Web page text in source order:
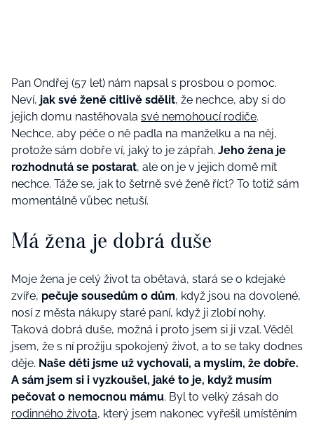
Pan Ondřej (57 let) nám napsal s prosbou o pomoc.
Neví, jak své ženě citlivě sdělit, že nechce, aby si do
jejich domu nastěhovala své nemohoucí rodiče.
Nechce, aby péče o ně padla na manželku a na něj,
protože sám dobře ví, jaký to je zápřah. Jeho žena je
rozhodnutá se postarat, ale on je v jejich domě mít
nechce. Táže se, jak to šetrně své ženě říct? To totiž sám
momentálně vůbec netuší.
Má žena je dobrá duše
Moje žena je celý život ta obětavá, stará se o kdejaké
zvíře, pečuje sousedům o dům, když jsou na dovolené,
nosí z města nákupy staré paní, když ji zlobí nohy.
Taková dobrá duše, možná i proto jsem si ji vzal. Věděl
jsem, že s ní prožiju spokojený život, a to se taky dodnes
děje. Naše děti jsme už vychovali, a myslím, že dobře.
A sám jsem si i vyzkoušel, jaké to je, když musím
pečovat o nemocnou mámu. Byl to velký zásah do
rodinného života, který jsem nakonec vyřešil umístěním